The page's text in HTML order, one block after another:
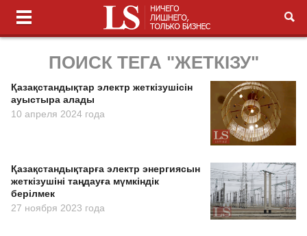
ПОИСК ТЕГА "ЖЕТКІЗУ"
Қазақстандықтар электр жеткізушісін
ауыстыра алады
10 апреля 2024 года
Қазақстандықтарға электр энергиясын
жеткізушіні таңдауға мүмкіндік
берілмек
27 ноября 2023 года